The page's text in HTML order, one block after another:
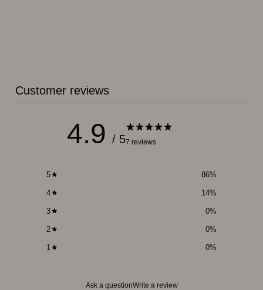
Customer reviews
4.9 / 57 reviews
5 86%
4 14%
3 0%
2 0%
1 0%
Ask a questionWrite a review